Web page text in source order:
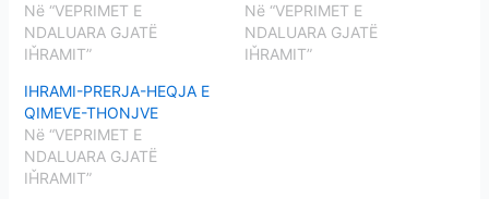
Në “VEPRIMET E
NDALUARA GJATË
IȞRAMIT”
Në “VEPRIMET E
NDALUARA GJATË
IȞRAMIT”
IHRAMI-PRERJA-HEQJA E
QIMEVE-THONJVE
Në “VEPRIMET E
NDALUARA GJATË
IȞRAMIT”